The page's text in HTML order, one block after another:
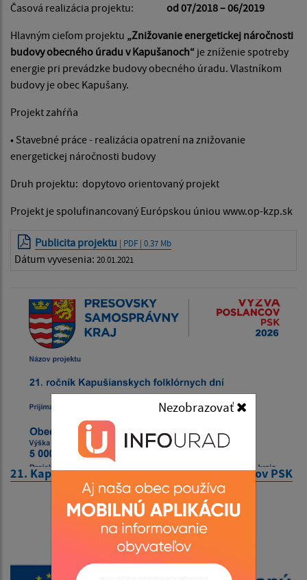
Nezobrazovať
Časová realizácia projektu: od 07/2018 – 06/2019
Hlavným cieľom projektu „Znižovanie energetickej náročnosti
budovy obecného úradu v Kapušanoch“ je zníženie spotreby
energie pri prevádzke budovy obecného úradu. Vlastníkom
budovy je obec Kapušany.
Projekt zahŕňa
• Stavebné práce - realizácia opatrení na znižovanie
energetickej náročnosti budovy
Druh projektu: dopytovo orientovaný projekt
Projekt je spolufinancovaný Európskou úniou www.op-kzp.sk
Publicita projektu | PDF | 0.37 Mb
Dátum vyvesenia: 20.01.2021
21. Kapušianske folklórne dni - Výzva poslancov PSK